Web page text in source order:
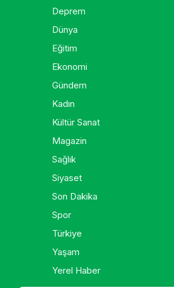
Deprem
Dünya
Eğitim
Ekonomi
Gündem
Kadın
Kültür Sanat
Magazin
Sağlık
Siyaset
Son Dakika
Spor
Türkiye
Yaşam
Yerel Haber